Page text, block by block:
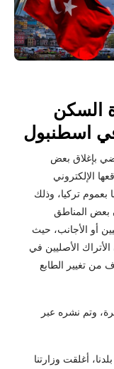
السكن
اسطنبول
بإغلاق بعض
الإلكتروني
بعموم تركيا، وذلك
بعض المناطق
أو الأجانب، حيث
الأصليين في
تغيير الطابع
وتم نشره عبر
أغلقت وزارتنا